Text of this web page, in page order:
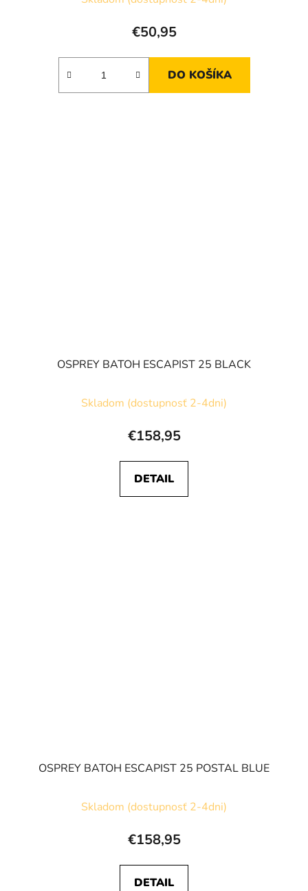
€50,95
DO KOŠÍKA
OSPREY BATOH ESCAPIST 25 BLACK
Skladom (dostupnosť 2-4dni)
€158,95
DETAIL
OSPREY BATOH ESCAPIST 25 POSTAL BLUE
Skladom (dostupnosť 2-4dni)
€158,95
DETAIL